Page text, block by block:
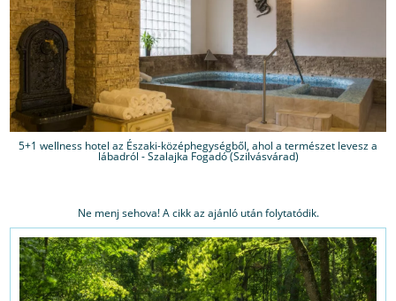
5+1 wellness hotel az Északi-középhegységből, ahol a természet levesz a
lábadról - Szalajka Fogadó (Szilvásvárad)
Ne menj sehova! A cikk az ajánló után folytatódik.